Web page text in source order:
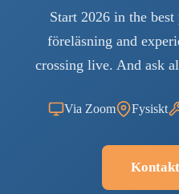
Start 2026 in the
föreläsning and
crossing live. And ask
Via Zoom Fysiskt